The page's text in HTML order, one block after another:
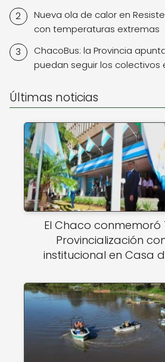
Nueva ola de calor en
con temperaturas extremas
ChacoBus: la Provincia
puedan seguir los colectivos
Últimas noticias
El Chaco conmemoró
Provincialización
institucional en Casa